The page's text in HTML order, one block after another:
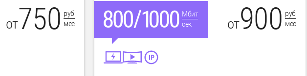
от750 руб
мес
Мбит
сек
от900 руб
мес